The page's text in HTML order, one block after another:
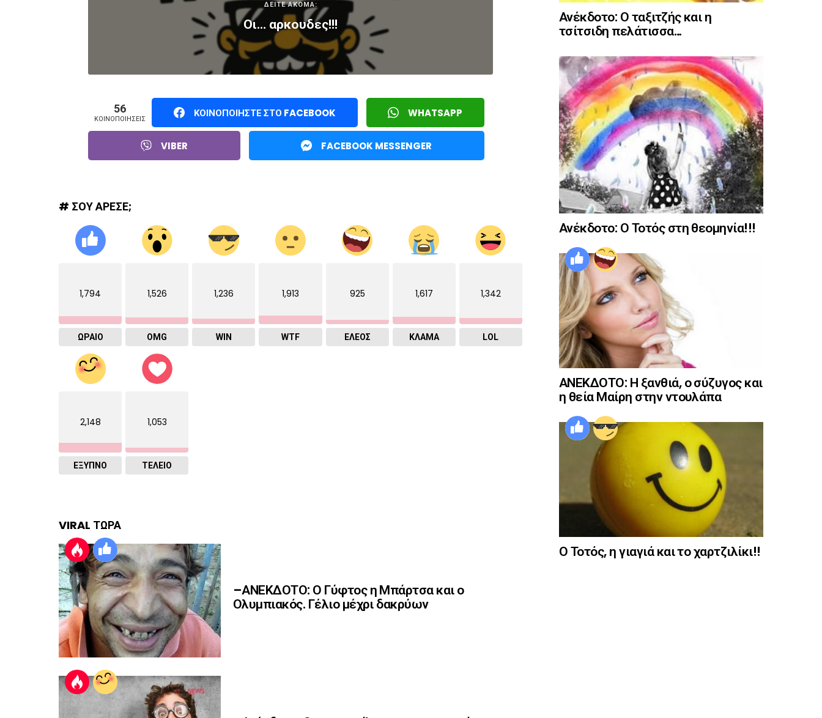
ΔΕΙΤΕ ΑΚΟΜΑ:
Οι… αρκουδες!!!
56
ΚΟΙΝΟΠΟΙΉΣΕΙΣ ΚΟΙΝΟΠΟΙΉΣΤΕ ΣΤΟ FACEBOOK WHATSAPP
VIBER FACEBOOK MESSENGER
# ΣΟΥ ΑΡΕΣΕ;
1,794
ΩΡΑΙΟ
1,526
OMG
1,236
WIN
1,913
WTF
925
ΕΛΕΟΣ
1,617
ΚΛΑΜΑ
1,342
LOL
2,148
ΈΞΥΠΝΟ
1,053
ΤΕΛΕΙΟ
VIRAL ΤΩΡΑ
–ΑΝΕΚΔΟΤΟ: Ο Γύφτος η Μπάρτσα και ο
Ολυμπιακός. Γέλιο μέχρι δακρύων
Ανέκδοτο: Ο ταξιτζής και η
τσίτσιδη πελάτισσα…
Ανέκδοτο: Ο Τοτός στη θεομηνία!!!
ΑΝΕΚΔΟΤΟ: Η ξανθιά, ο σύζυγος και
η θεία Μαίρη στην ντουλάπα
Ο Τοτός, η γιαγιά και το χαρτζιλίκι!!